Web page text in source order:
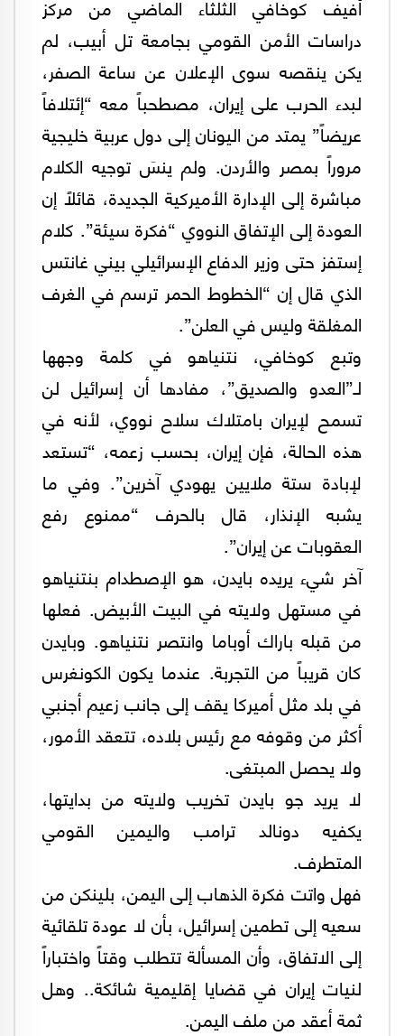
دراسات الأمن القومي بجامعة تل أبيب، لم
يكن ينقصه سوى الإعلان عن ساعة الصفر،
لبدء الحرب على إيران، مصطحباً معه “إئتلافاً
عريضاً” يمتد من اليونان إلى دول عربية خليجية
مروراً بمصر والأردن. ولم ينسَ توجيه الكلام
مباشرة إلى الإدارة الأميركية الجديدة، قائلاً إن
العودة إلى الإتفاق النووي “فكرة سيئة”. كلام
إستفز حتى وزير الدفاع الإسرائيلي بيني غانتس
الذي قال إن “الخطوط الحمر ترسم في الغرف
المغلقة وليس في العلن”.
وتبع كوخافي، نتنياهو في كلمة وجهها
لـ”العدو والصديق”، مفادها أن إسرائيل لن
تسمح لإيران بامتلاك سلاح نووي، لأنه في
هذه الحالة، فإن إيران، بحسب زعمه، “تستعد
لإبادة ستة ملايين يهودي آخرين”. وفي ما
يشبه الإنذار، قال بالحرف “ممنوع رفع
العقوبات عن إيران”.
آخر شيء يريده بايدن، هو الإصطدام بنتنياهو
في مستهل ولايته في البيت الأبيض. فعلها
من قبله باراك أوباما وانتصر نتنياهو. وبايدن
كان قريباً من التجربة. عندما يكون الكونغرس
في بلد مثل أميركا يقف إلى جانب زعيم أجنبي
أكثر من وقوفه مع رئيس بلاده، تتعقد الأمور،
ولا يحصل المبتغى.
لا يريد جو بايدن تخريب ولايته من بدايتها،
يكفيه دونالد ترامب واليمين القومي
المتطرف.
فهل واتت فكرة الذهاب إلى اليمن، بلينكن من
سعيه إلى تطمين إسرائيل، بأن لا عودة تلقائية
إلى الاتفاق، وأن المسألة تتطلب وقتاً واختباراً
لنيات إيران في قضايا إقليمية شائكة.. وهل
ثمة أعقد من ملف اليمن.